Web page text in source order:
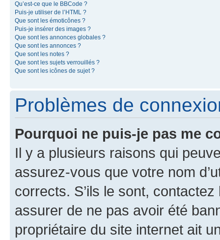
Qu’est-ce que le BBCode ?
Puis-je utiliser de l’HTML ?
Que sont les émoticônes ?
Puis-je insérer des images ?
Que sont les annonces globales ?
Que sont les annonces ?
Que sont les notes ?
Que sont les sujets verrouillés ?
Que sont les icônes de sujet ?
Problèmes de
Pourquoi ne puis-je pas me
Il y a plusieurs raisons qui
assurez-vous que votre nom
corrects. S’ils le sont,
assurer de ne pas avoir été
propriétaire du site internet ait